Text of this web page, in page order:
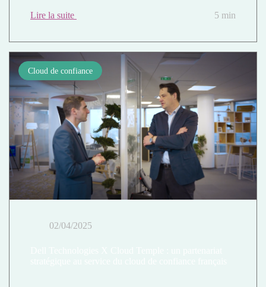
Lire la suite 5 min
Cloud de confiance
02/04/2025